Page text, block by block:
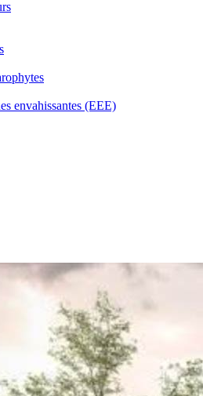
envahissantes (EEE)